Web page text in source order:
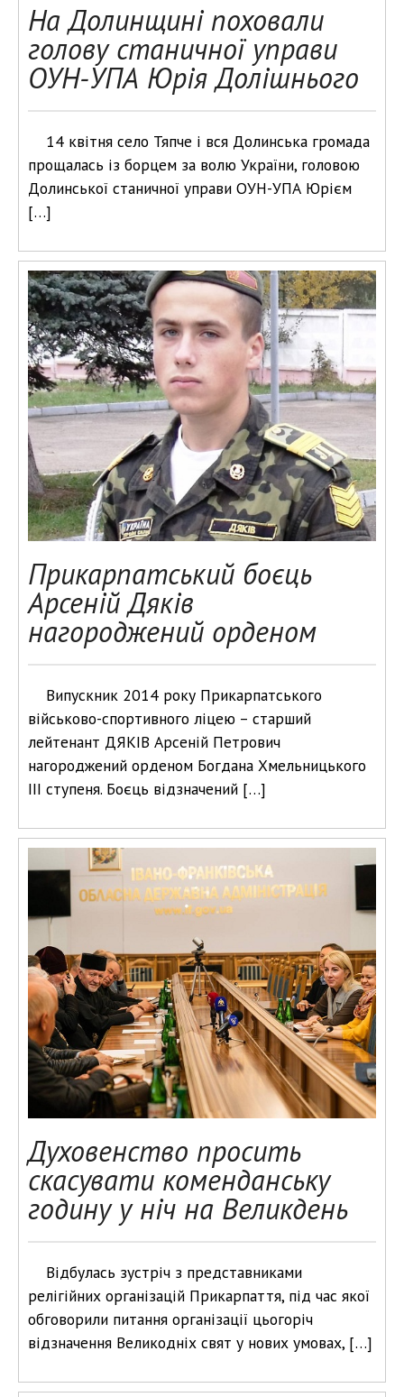
На Долинщині поховали
голову станичної управи
ОУН-УПА Юрія Долішнього
14 квітня село Тяпче і вся Долинська громада
прощалась із борцем за волю України, головою
Долинської станичної управи ОУН-УПА Юрієм
[…]
Прикарпатський боєць
Арсеній Дяків
нагороджений орденом
Випускник 2014 року Прикарпатського
військово-спортивного ліцею – старший
лейтенант ДЯКІВ Арсеній Петрович
нагороджений орденом Богдана Хмельницького
ІІІ ступеня. Боєць відзначений […]
Духовенство просить
скасувати коменданську
годину у ніч на Великдень
Відбулась зустріч з представниками
релігійних організацій Прикарпаття, під час якої
обговорили питання організації цьогоріч
відзначення Великодніх свят у нових умовах, […]